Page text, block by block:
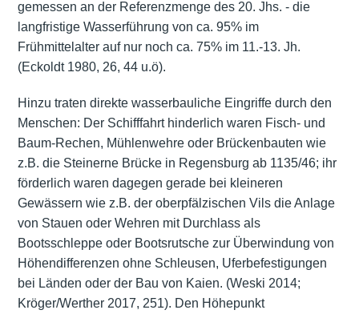
gemessen an der Referenzmenge des 20. Jhs. - die
langfristige Wasserführung von ca. 95% im
Frühmittelalter auf nur noch ca. 75% im 11.-13. Jh.
(Eckoldt 1980, 26, 44 u.ö).
Hinzu traten direkte wasserbauliche Eingriffe durch den
Menschen: Der Schifffahrt hinderlich waren Fisch- und
Baum-Rechen, Mühlenwehre oder Brückenbauten wie
z.B. die Steinerne Brücke in Regensburg ab 1135/46; ihr
förderlich waren dagegen gerade bei kleineren
Gewässern wie z.B. der oberpfälzischen Vils die Anlage
von Stauen oder Wehren mit Durchlass als
Bootsschleppe oder Bootsrutsche zur Überwindung von
Höhendifferenzen ohne Schleusen, Uferbefestigungen
bei Länden oder der Bau von Kaien. (Weski 2014;
Kröger/Werther 2017, 251). Den Höhepunkt